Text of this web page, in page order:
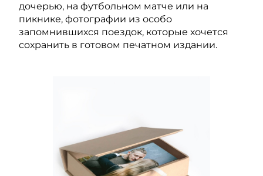
дочерью, на футбольном матче или на
пикнике, фотографии из особо
запомнившихся поездок, которые хочется
сохранить в готовом печатном издании.